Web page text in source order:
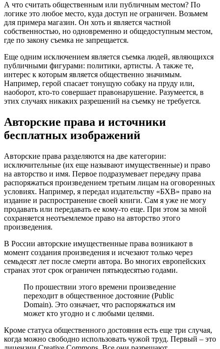
А что считать общественным или публичным местом? По
логике это любое место, куда доступ не ограничен. Возьмем
для примера магазин. Он хоть и является частной
собственностью, но одновременно и общедоступным местом,
где по закону съемка не запрещается.
Еще одним исключением является съемка людей, являющихся
публичными фигурами: политики, артисты. А также те,
интерес к которым является общественно значимым.
Например, герой спасает тонущую собаку на пруду или,
наоборот, кто-то совершает правонарушение. Разумеется, в
этих случаях никаких разрешений на съемку не требуется.
Авторские права и источники
бесплатных изображений
Авторские права разделяются на две категории:
исключительные (их еще называют имущественные) и право
на авторство и имя. Первое подразумевает передачу права
распоряжаться произведением третьим лицам на оговоренных
условиях. Например, я передал издательству «БХВ» право на
издание и распространение своей книги. Сам я уже не могу
продавать или передавать ее кому-то еще. При этом за мной
сохраняется неотъемлемое право на авторство этого
произведения.
В России авторские имущественные права возникают в
момент создания произведения и исчезают только через
семьдесят лет после смерти автора. Во многих европейских
странах этот срок ограничен пятьюдесятью годами.
По прошествии этого времени произведение
переходит в общественное достояние (Public
Domain). Это означает, что распоряжаться им
может кто угодно и с любыми целями.
Кроме статуса общественного достояния есть еще три случая,
когда можно свободно использовать чужой труд. Первый – это